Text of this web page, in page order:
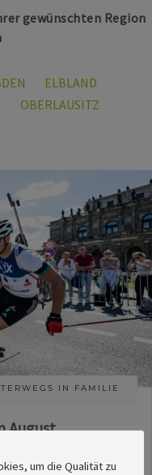
gewünschten Region
ELBLAND
OBERLAUSITZ
IN FAMILIE
August
um die Qualität zu